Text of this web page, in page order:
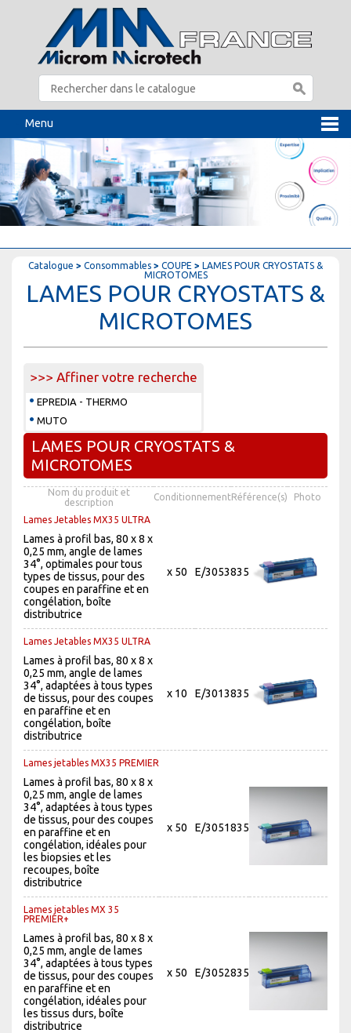
Menu
LAMES POUR CRYOSTATS &
MICROTOMES
Catalogue > Consommables > COUPE > LAMES POUR CRYOSTATS &
MICROTOMES
>>> Affiner votre recherche
EPREDIA - THERMO
MUTO
LAMES POUR CRYOSTATS &
MICROTOMES
Nom du produit et
description
ConditionnementRéférence(s) Photo
Lames Jetables MX35 ULTRA
Lames à profil bas, 80 x 8 x
0,25 mm, angle de lames
34°, optimales pour tous
types de tissus, pour des
coupes en paraffine et en
congélation, boîte
distributrice
x 50 E/3053835
Lames Jetables MX35 ULTRA
Lames à profil bas, 80 x 8 x
0,25 mm, angle de lames
34°, adaptées à tous types
de tissus, pour des coupes
en paraffine et en
congélation, boîte
distributrice
x 10 E/3013835
Lames jetables MX35 PREMIER
Lames à profil bas, 80 x 8 x
0,25 mm, angle de lames
34°, adaptées à tous types
de tissus, pour des coupes
en paraffine et en
congélation, idéales pour
les biopsies et les
recoupes, boîte
distributrice
x 50 E/3051835
Lames jetables MX 35
PREMIER+
Lames à profil bas, 80 x 8 x
0,25 mm, angle de lames
34°, adaptées à tous types
de tissus, pour des coupes
en paraffine et en
congélation, idéales pour
les tissus durs, boîte
distributrice
x 50 E/3052835